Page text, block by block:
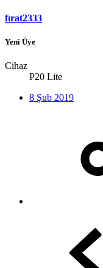
fırat2333
Yeni Üye
Cihaz
P20 Lite
8 Şub 2019